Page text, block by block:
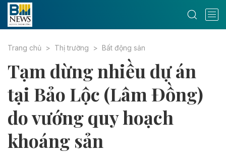
Trang chủ Thị trường Bất động sản
Tạm dừng nhiều dự án
tại Bảo Lộc (Lâm Đồng)
do vướng quy hoạch
khoáng sản